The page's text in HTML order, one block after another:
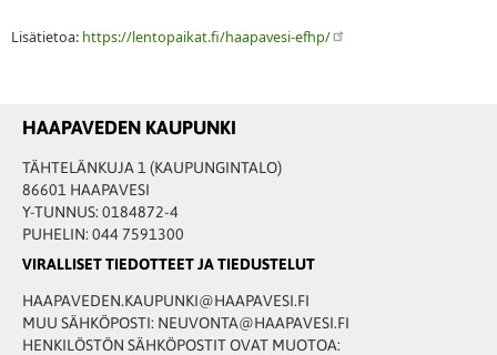
Lisätietoa: https://lentopaikat.fi/haapavesi-efhp/
HAAPAVEDEN KAUPUNKI
TÄHTELÄNKUJA 1 (KAUPUNGINTALO)
86601 HAAPAVESI
Y-TUNNUS: 0184872-4
PUHELIN: 044 7591300
VIRALLISET TIEDOTTEET JA TIEDUSTELUT
HAAPAVEDEN.KAUPUNKI@HAAPAVESI.FI
MUU SÄHKÖPOSTI: NEUVONTA@HAAPAVESI.FI
HENKILÖSTÖN SÄHKÖPOSTIT OVAT MUOTOA: